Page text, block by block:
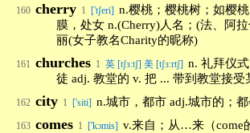
160 cherry 1 ['tʃeri] n.樱桃；樱桃树；如樱
膜，处女 n.(Cherry)人名；(法、阿
丽(女子教名Charity的昵称)
161 churches 1 英 [tʃɜːtʃ] 美 [tʃɜːrtʃ] n. 礼拜仪
徒 adj. 教堂的 v. 把 ... 带到教堂接受
162 city 1 ['siti] n.城市，都市 adj.城市的；
163 comes 1 ['kɔmis] v.来自；从…来（come